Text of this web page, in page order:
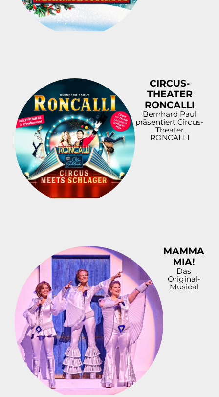
CIRCUS-
THEATER
RONCALLI
Bernhard Paul
präsentiert Circus-
Theater
RONCALLI
MAMMA
MIA!
Das
Original-
Musical